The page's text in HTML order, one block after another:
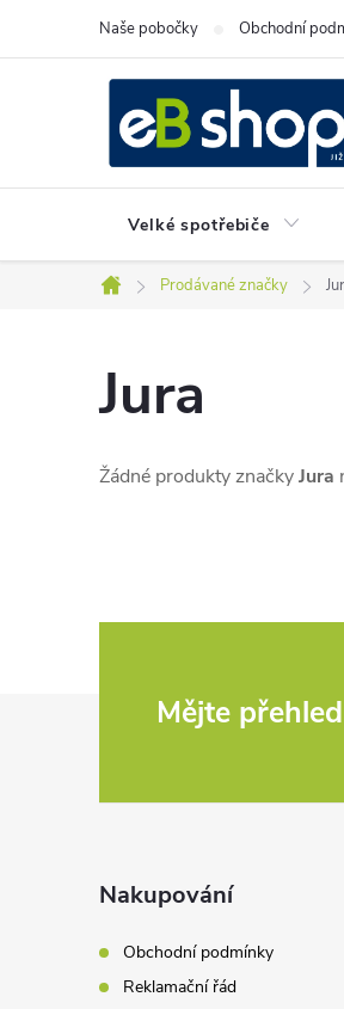
Naše pobočky Obchodní
Velké spotřebiče
Domů
Prodávané značky
Jura
Žádné produkty značkyJura
Mějte
Nakupování
Obchodní podmínky
Reklamační řád